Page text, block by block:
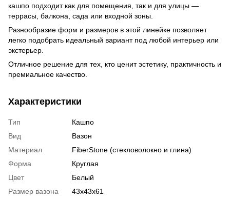
кашпо подходит как для помещения, так и для улицы —
террасы, балкона, сада или входной зоны.
Разнообразие форм и размеров в этой линейке позволяет
легко подобрать идеальный вариант под любой интерьер или
экстерьер.
Отличное решение для тех, кто ценит эстетику, практичность и
премиальное качество.
Характеристики
Тип
Кашпо
Вид
Вазон
Материал
FiberStone (стекловолокно и глина)
Форма
Круглая
Цвет
Белый
Размер вазона
43x43x61